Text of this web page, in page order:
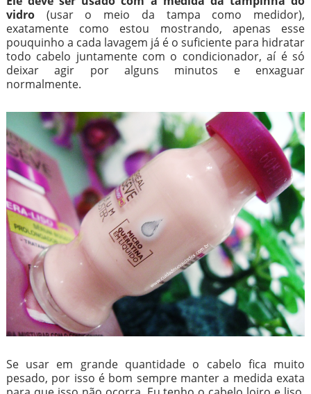
vidro(usar o meio da tampa como medidor),
exatamente como estou mostrando, apenas esse
pouquinho a cada lavagem já é o suficiente para hidratar
todo cabelo juntamente com o condicionador, aí é só
deixar agir por alguns minutos e enxaguar
normalmente.
Se usar em grande quantidade o cabelo fica muito
pesado, por isso é bom sempre manter a medida exata